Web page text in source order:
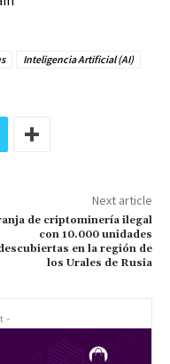
Inteligencia Artificial (AI)
Next article
de criptominería ilegal
con 10.000 unidades
en la región de
los Urales de Rusia
-